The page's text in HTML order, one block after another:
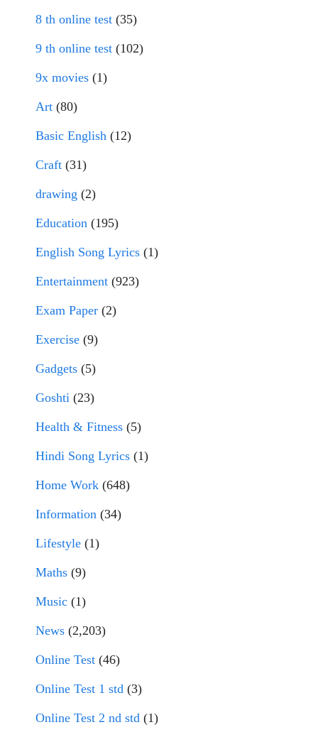
8 th online test (35)
9 th online test (102)
9x movies (1)
Art (80)
Basic English (12)
Craft (31)
drawing (2)
Education (195)
English Song Lyrics (1)
Entertainment (923)
Exam Paper (2)
Exercise (9)
Gadgets (5)
Goshti (23)
Health & Fitness (5)
Hindi Song Lyrics (1)
Home Work (648)
Information (34)
Lifestyle (1)
Maths (9)
Music (1)
News (2,203)
Online Test (46)
Online Test 1 std (3)
Online Test 2 nd std (1)